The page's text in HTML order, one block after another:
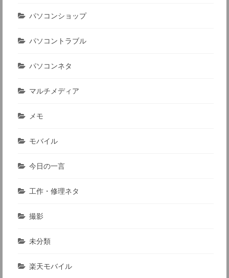
パソコンショップ
パソコントラブル
パソコンネタ
マルチメディア
メモ
モバイル
今日の一言
工作・修理ネタ
撮影
未分類
楽天モバイル